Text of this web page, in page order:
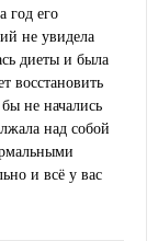
год его
не увидела
диеты и была
восстановить
не начались
над собой
и всё у вас